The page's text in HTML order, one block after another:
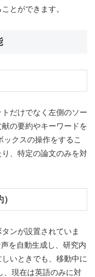
とができます。
だけでなく左側のソー
の要約やキーワードを
クスの操作をするこ
、特定の論文のみを対
ンが設置されていま
を自動生成し、研究内
いときでも、移動中に
、現在は英語のみに対